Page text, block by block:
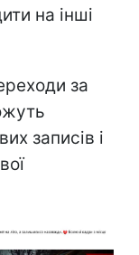
на інші
за
записів і